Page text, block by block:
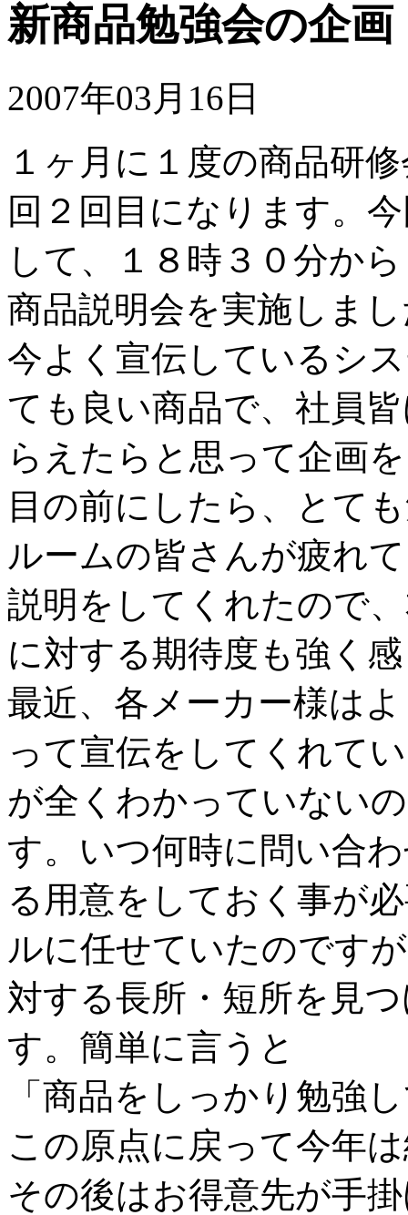
新商品勉強会の企画
2007年03月16日
１ヶ月に１度の商品研
回２回目になります。
して、１８時３０分か
商品説明会を実施しま
今よく宣伝しているシ
ても良い商品で、社員
らえたらと思って企画
目の前にしたら、とて
ルームの皆さんが疲れ
説明をしてくれたので
に対する期待度も強く
最近、各メーカー様は
って宣伝をしてくれて
が全くわかっていない
す。いつ何時に問い合
る用意をしておく事が
ルに任せていたのです
対する長所・短所を見
す。簡単に言うと
「商品をしっかり勉強
この原点に戻って今年
その後はお得意先が手